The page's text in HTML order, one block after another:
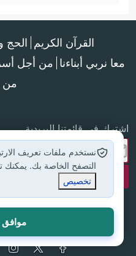
القرآن الكريم الحج
معا نربي أبناءنا من أجل
من
اشترك في قائمتنا البريدية
جميع الحقوق محفوظة لموقع
نستخدم ملفات تعريف
التصفح الخاصة بك.
تخصيص
موافق